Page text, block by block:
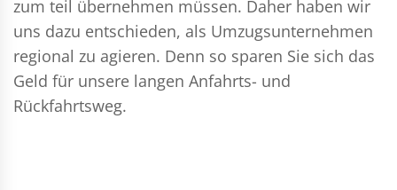
zum teil übernehmen müssen. Daher haben wir
uns dazu entschieden, als Umzugsunternehmen
regional zu agieren. Denn so sparen Sie sich das
Geld für unsere langen Anfahrts- und
Rückfahrtsweg.